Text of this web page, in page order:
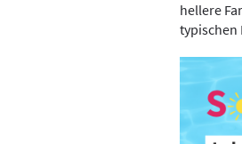
hellere
typischen